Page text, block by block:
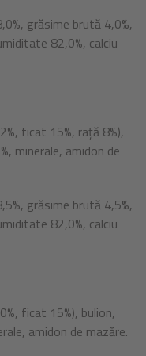
grăsime brută 4,0%,
82,0%, calciu
ficat 15%, rață 8%),
minerale, amidon de
grăsime brută 4,5%,
82,0%, calciu
ficat 15%), bulion,
amidon de mazăre.